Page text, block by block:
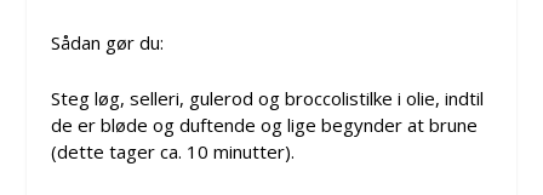
Sådan gør du:
Steg løg, selleri, gulerod og broccolistilke i olie, indtil
de er bløde og duftende og lige begynder at brune
(dette tager ca. 10 minutter).